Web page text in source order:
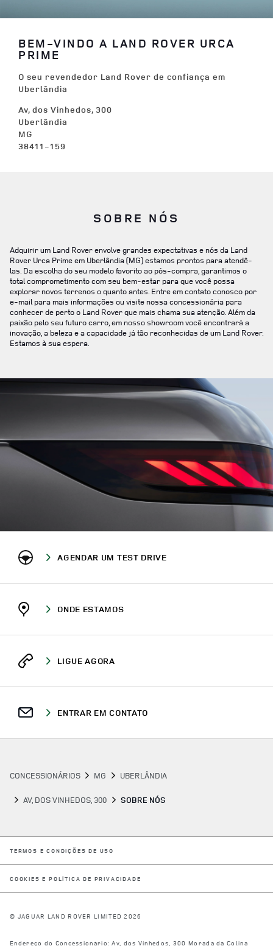
BEM-VINDO A LAND ROVER URCA
PRIME
O seu revendedor Land Rover de confiança em
Uberlândia
Av, dos Vinhedos, 300
Uberlândia
MG
38411-159
SOBRE NÓS
Adquirir um Land Rover envolve grandes expectativas e nós da Land
Rover Urca Prime em Uberlândia (MG) estamos prontos para atendê-
las. Da escolha do seu modelo favorito ao pós-compra, garantimos o
total comprometimento com seu bem-estar para que você possa
explorar novos terrenos o quanto antes. Entre em contato conosco por
e-mail para mais informações ou visite nossa concessionária para
conhecer de perto o Land Rover que mais chama sua atenção. Além da
paixão pelo seu futuro carro, em nosso showroom você encontrará a
inovação, a beleza e a capacidade já tão reconhecidas de um Land Rover.
Estamos à sua espera.
AGENDAR UM TEST DRIVE
ONDE ESTAMOS
LIGUE AGORA
ENTRAR EM CONTATO
CONCESSIONÁRIOS MG UBERLÂNDIA
AV, DOS VINHEDOS, 300 SOBRE NÓS
TERMOS E CONDIÇÕES DE USO
COOKIES E POLÍTICA DE PRIVACIDADE
© JAGUAR LAND ROVER LIMITED 2026
Endereço do Concessionário:Av, dos Vinhedos, 300 Morada da Colina